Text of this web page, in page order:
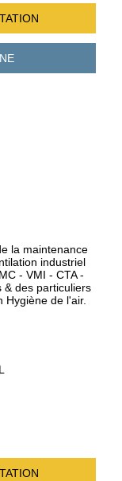
la maintenance
industriel
- VMI - CTA -
& des particuliers
Hygiène de l'air.